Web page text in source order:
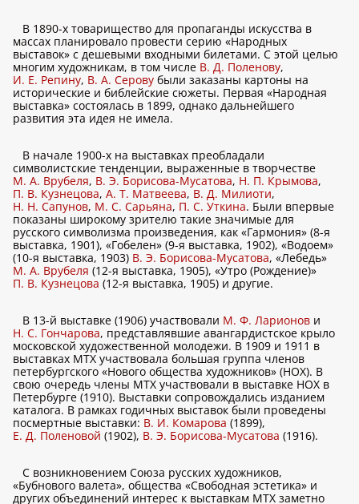
В 1890-х товарищество для пропаганды искусства в
массах планировало провести серию «Народных
выставок» с дешевыми входными билетами. С этой целью
многим художникам, в том числе В. Д. Поленову,
И. Е. Репину, В. А. Серову были заказаны картоны на
исторические и библейские сюжеты. Первая «Народная
выставка» состоялась в 1899, однако дальнейшего
развития эта идея не имела.
В начале 1900-х на выставках преобладали
символистские тенденции, выраженные в творчестве
М. А. Врубеля, В. Э. Борисова-Мусатова, Н. П. Крымова,
П. В. Кузнецова, А. Т. Матвеева, В. Д. Милиоти,
Н. Н. Сапунов, М. С. Сарьяна, П. С. Уткина. Были впервые
показаны широкому зрителю такие значимые для
русского символизма произведения, как «Гармония» (8-я
выставка, 1901), «Гобелен» (9-я выставка, 1902), «Водоем»
(10-я выставка, 1903) В. Э. Борисова-Мусатова, «Лебедь»
М. А. Врубеля (12-я выставка, 1905), «Утро (Рождение)»
П. В. Кузнецова (12-я выставка, 1905) и другие.
В 13-й выставке (1906) участвовали М. Ф. Ларионов и
Н. С. Гончарова, представлявшие авангардистское крыло
московской художественной молодежи. В 1909 и 1911 в
выставках МТХ участвовала большая группа членов
петербургского «Нового общества художников» (НОХ). В
свою очередь члены МТХ участвовали в выставке НОХ в
Петербурге (1910). Выставки сопровождались изданием
каталога. В рамках годичных выставок были проведены
посмертные выставки: В. И. Комарова (1899),
Е. Д. Поленовой (1902), В. Э. Борисова-Мусатова (1916).
С возникновением Союза русских художников,
«Бубнового валета», общества «Свободная эстетика» и
других объединений интерес к выставкам МТХ заметно